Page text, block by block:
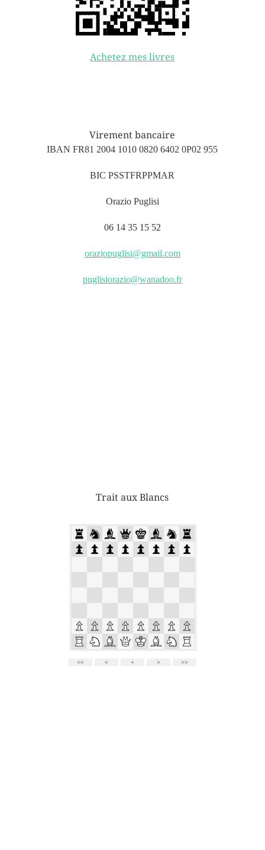
Achetez mes livres
Virement bancaire
IBAN FR81 2004 1010 0820 6402 0P02 955
BIC PSSTFRPPMAR
Orazio Puglisi
06 14 35 15 52
oraziopuglisi@gmail.com
puglisiorazio@wanadoo.fr
Trait aux Blancs